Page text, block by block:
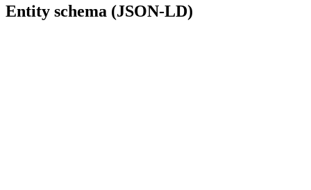
Entity schema (JSON-LD)